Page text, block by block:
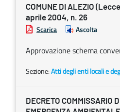
COMUNE DI ALEZIO
aprile 2004, n. 26
Scarica Ascolta
Approvazione schema
Sezione:Atti degli enti locali e
DECRETO COMMISSARIO